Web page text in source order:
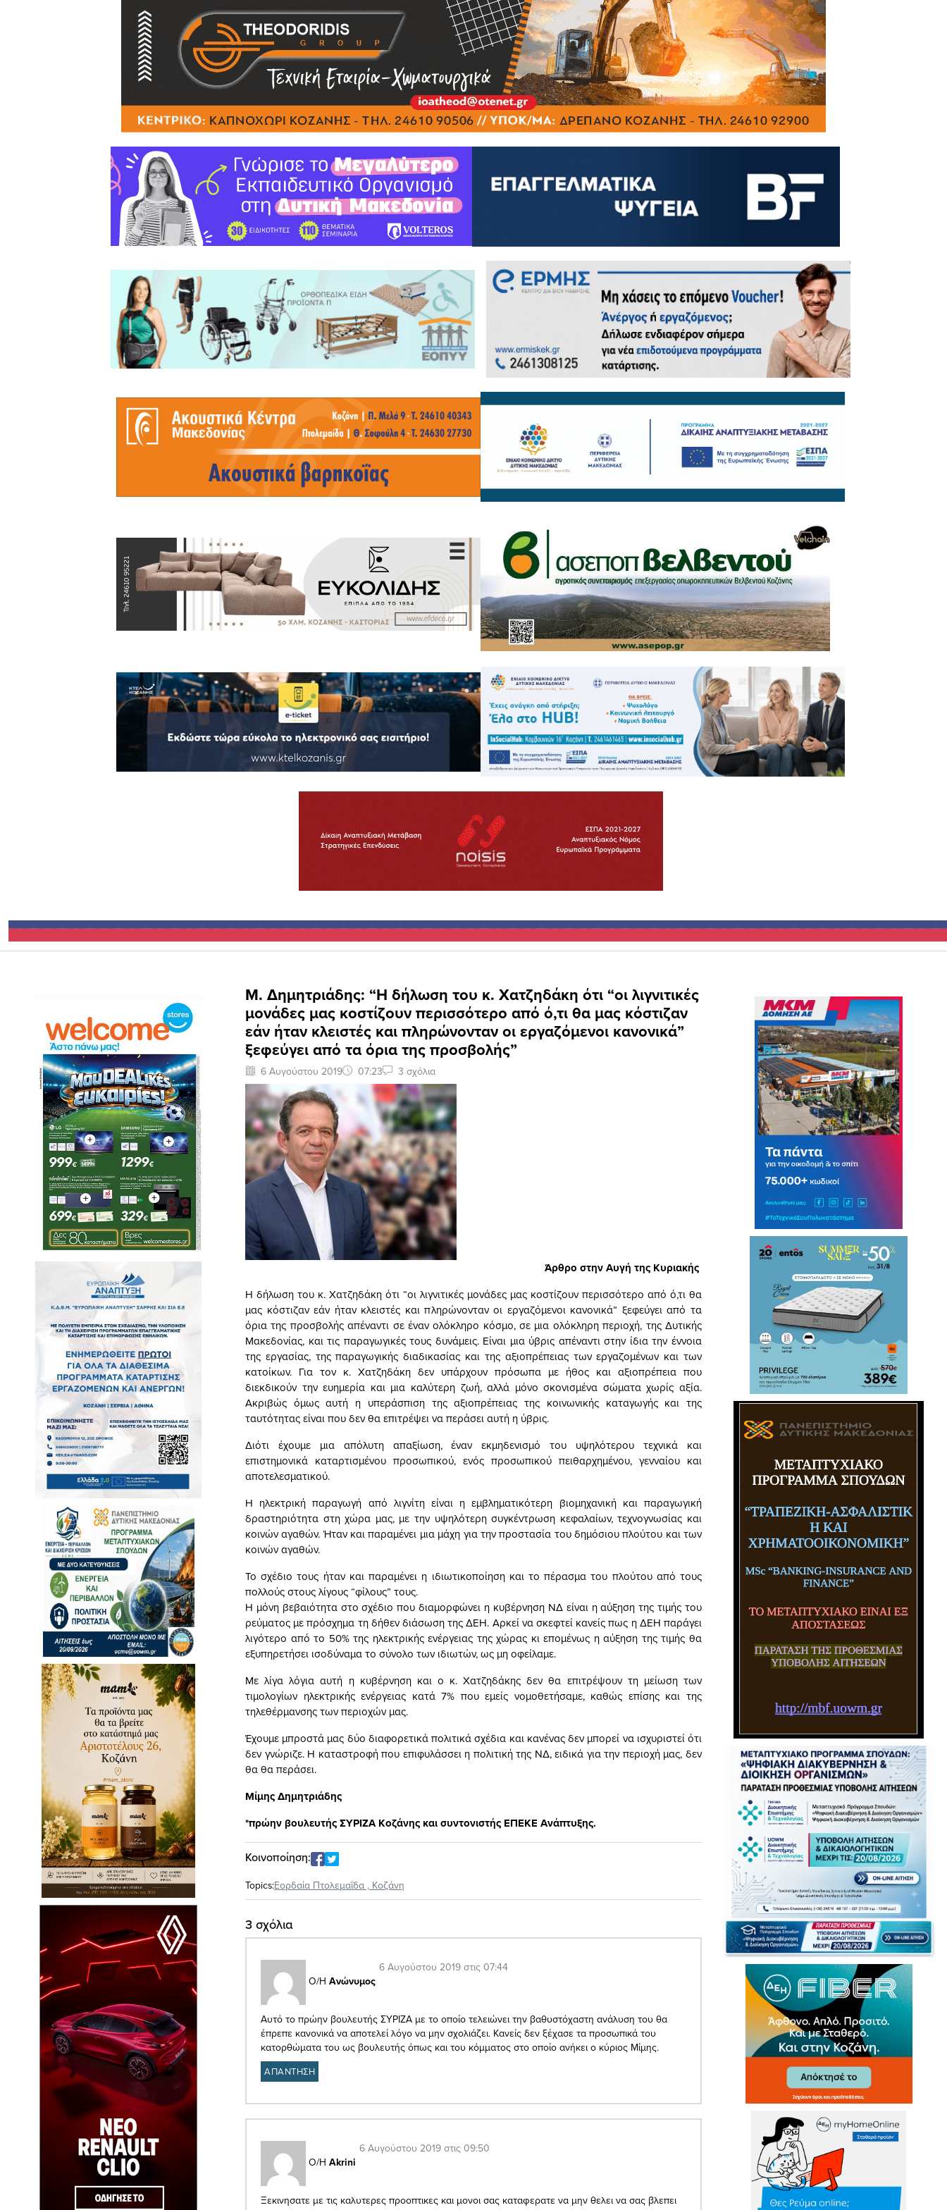
M. Δημητριάδης: “Η δήλωση του κ. Χατζηδάκη ότι “οι λιγνιτικές
μονάδες μας κοστίζουν περισσότερο από ό,τι θα μας κόστιζαν
εάν ήταν κλειστές και πληρώνονταν οι εργαζόμενοι κανονικά”
ξεφεύγει από τα όρια της προσβολής”
6 Αυγούστου 2019 07:23 3 σχόλια
Άρθρο στην Αυγή της Κυριακής
Η δήλωση του κ. Χατζηδάκη ότι “οι λιγνιτικές μονάδες μας κοστίζουν περισσότερο από ό,τι θα
μας κόστιζαν εάν ήταν κλειστές και πληρώνονταν οι εργαζόμενοι κανονικά” ξεφεύγει από τα
όρια της προσβολής απέναντι σε έναν ολόκληρο κόσμο, σε μια ολόκληρη περιοχή, της Δυτικής
Μακεδονίας, και τις παραγωγικές τους δυνάμεις. Είναι μια ύβρις απέναντι στην ίδια την έννοια
της εργασίας, της παραγωγικής διαδικασίας και της αξιοπρέπειας των εργαζομένων και των
κατοίκων. Για τον κ. Χατζηδάκη δεν υπάρχουν πρόσωπα με ήθος και αξιοπρέπεια που
διεκδικούν την ευημερία και μια καλύτερη ζωή, αλλά μόνο σκονισμένα σώματα χωρίς αξία.
Ακριβώς όμως αυτή η υπεράσπιση της αξιοπρέπειας της κοινωνικής καταγωγής και της
ταυτότητας είναι που δεν θα επιτρέψει να περάσει αυτή η ύβρις.
Διότι έχουμε μια απόλυτη απαξίωση, έναν εκμηδενισμό του υψηλότερου τεχνικά και
επιστημονικά καταρτισμένου προσωπικού, ενός προσωπικού πειθαρχημένου, γενναίου και
αποτελεσματικού.
Η ηλεκτρική παραγωγή από λιγνίτη είναι η εμβληματικότερη βιομηχανική και παραγωγική
δραστηριότητα στη χώρα μας, με την υψηλότερη συγκέντρωση κεφαλαίων, τεχνογνωσίας και
κοινών αγαθών. Ήταν και παραμένει μια μάχη για την προστασία του δημόσιου πλούτου και των
κοινών αγαθών.
Το σχέδιο τους ήταν και παραμένει η ιδιωτικοποίηση και το πέρασμα του πλούτου από τους
πολλούς στους λίγους “φίλους” τους.
Η μόνη βεβαιότητα στο σχέδιο που διαμορφώνει η κυβέρνηση ΝΔ είναι η αύξηση της τιμής του
ρεύματος με πρόσχημα τη δήθεν διάσωση της ΔΕΗ. Αρκεί να σκεφτεί κανείς πως η ΔΕΗ παράγει
λιγότερο από το 50% της ηλεκτρικής ενέργειας της χώρας κι επομένως η αύξηση της τιμής θα
εξυπηρετήσει ισοδύναμα το σύνολο των ιδιωτών, ως μη οφείλαμε.
Με λίγα λόγια αυτή η κυβέρνηση και ο κ. Χατζηδάκης δεν θα επιτρέψουν τη μείωση των
τιμολογίων ηλεκτρικής ενέργειας κατά 7% που εμείς νομοθετήσαμε, καθώς επίσης και της
τηλεθέρμανσης των περιοχών μας.
Έχουμε μπροστά μας δύο διαφορετικά πολιτικά σχέδια και κανένας δεν μπορεί να ισχυριστεί ότι
δεν γνώριζε. Η καταστροφή που επιφυλάσσει η πολιτική της ΝΔ, ειδικά για την περιοχή μας, δεν
θα θα περάσει.
Mίμης Δημητριάδης
*πρώην βουλευτής ΣΥΡΙΖΑ Κοζάνης και συντονιστής ΕΠΕΚΕ Ανάπτυξης.
Κοινοποίηση:
Topics:Εορδαία Πτολεμαΐδα , Κοζάνη
3 σχόλια
Ο/Η Ανώνυμος
6 Αυγούστου 2019 στις 07:44
Αυτό το πρώην βουλευτής ΣΥΡΙΖΑ με το οποίο τελειώνει την βαθυστόχαστη ανάλυση του θα
έπρεπε κανονικά να αποτελεί λόγο να μην σχολιάζει. Κανείς δεν ξέχασε τα προσωπικά του
κατορθώματα του ως βουλευτής όπως και του κόμματος στο οποίο ανήκει ο κύριος Μίμης.
ΑΠΑΝΤΗΣΗ
Ο/Η Akrini
6 Αυγούστου 2019 στις 09:50
Ξεκινησατε με τις καλυτερες προοπτικες και μονοι σας καταφερατε να μην θελει να σας βλεπει